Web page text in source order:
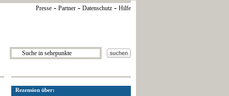
Presse - Partner - Datenschutz - Hilfe
Rezension über: